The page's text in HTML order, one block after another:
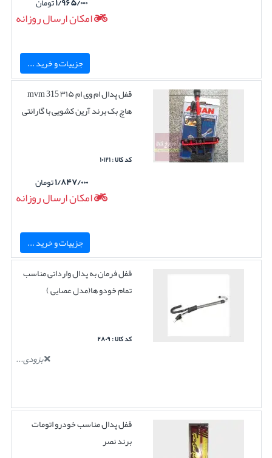
امکان ارسال روزانه
جزییات و خرید ...
قفل پدال ام وی ام ۳۱۵ mvm 315
هاچ بک برند آرین کشویی با گارانتی
کد کالا : ۱۰۱۲۱
۱/۸۴۷/۰۰۰تومان
امکان ارسال روزانه
جزییات و خرید ...
قفل فرمان به پدال وارداتی مناسب
تمام خودو ها(مدل عصایی )
کد کالا : ۲۸۰۹
بزودی...
قفل پدال مناسب خودرو اتومات
برند نصر